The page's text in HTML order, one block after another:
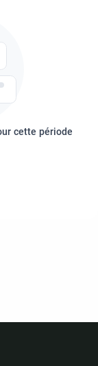
cette période